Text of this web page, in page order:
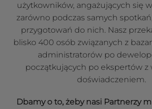
użytkowników, angażujących się
zarówno podczas samych
przygotowań do nich. Nasz
blisko 400 osób związanych z
administratorów po
początkujących po ekspertów
doświadczeniem.
Dbamy o to, żeby nasi Partnerzy